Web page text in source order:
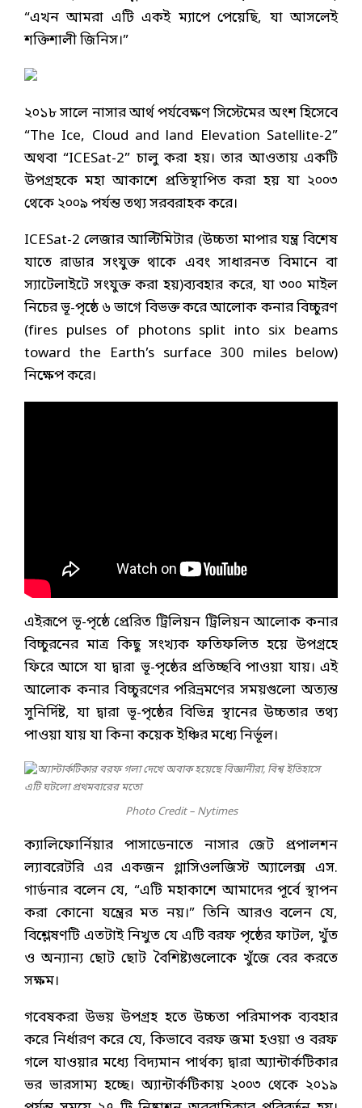
“এখন আমরা এটি একই ম্যাপে পেয়েছি, যা আসলেই
শক্তিশালী জিনিস।”
২০১৮ সালে নাসার আর্থ পর্যবেক্ষণ সিস্টেমের অংশ হিসেবে
“The Ice, Cloud and land Elevation Satellite-2”
অথবা “ICESat-2” চালু করা হয়। তার আওতায় একটি
উপগ্রহকে মহা আকাশে প্রতিস্থাপিত করা হয় যা ২০০৩
থেকে ২০০৯ পর্যন্ত তথ্য সরবরাহক করে।
ICESat-2 লেজার আল্টিমিটার (উচ্চতা মাপার যন্ত্র বিশেষ
যাতে রাডার সংযুক্ত থাকে এবং সাধারনত বিমানে বা
স্যাটেলাইটে সংযুক্ত করা হয়)ব্যবহার করে, যা ৩০০ মাইল
নিচের ভূ-পৃষ্ঠে ৬ ভাগে বিভক্ত করে আলোক কনার বিচ্চুরণ
(fires pulses of photons split into six beams
toward the Earth’s surface 300 miles below)
নিক্ষেপ করে।
এইরূপে ভূ-পৃষ্ঠে প্রেরিত ট্রিলিয়ন ট্রিলিয়ন আলোক কনার
বিচ্চুরনের মাত্র কিছু সংখ্যক ফতিফলিত হয়ে উপগ্রহে
ফিরে আসে যা দ্বারা ভূ-পৃষ্ঠের প্রতিচ্ছবি পাওয়া যায়। এই
আলোক কনার বিচ্চুরণের পরিভ্রমণের সময়গুলো অত্যন্ত
সুনির্দিষ্ট, যা দ্বারা ভূ-পৃষ্ঠের বিভিন্ন স্থানের উচ্চতার তথ্য
পাওয়া যায় যা কিনা কয়েক ইঞ্চির মধ্যে নির্ভূল।
Photo Credit – Nytimes
ক্যালিফোর্নিয়ার পাসাডেনাতে নাসার জেট প্রপালশন
ল্যাবরেটরি এর একজন গ্লাসিওলজিস্ট অ্যালেক্স এস.
গার্ডনার বলেন যে, “এটি মহাকাশে আমাদের পূর্বে স্থাপন
করা কোনো যন্ত্রের মত নয়।” তিনি আরও বলেন যে,
বিশ্লেষণটি এতটাই নিখুত যে এটি বরফ পৃষ্ঠের ফাটল, খুঁত
ও অন্যান্য ছোট ছোট বৈশিষ্ট্যগুলোকে খুঁজে বের করতে
সক্ষম।
গবেষকরা উভয় উপগ্রহ হতে উচ্চতা পরিমাপক ব্যবহার
করে নির্ধারণ করে যে, কিভাবে বরফ জমা হওয়া ও বরফ
গলে যাওয়ার মধ্যে বিদ্যমান পার্থক্য দ্বারা অ্যান্টার্কটিকার
ভর ভারসাম্য হচ্ছে। অ্যান্টার্কটিকায় ২০০৩ থেকে ২০১৯